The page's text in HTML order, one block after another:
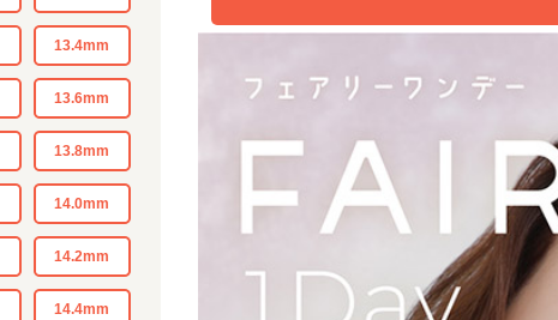
13.4mm
13.6mm
13.8mm
14.0mm
14.2mm
14.4mm